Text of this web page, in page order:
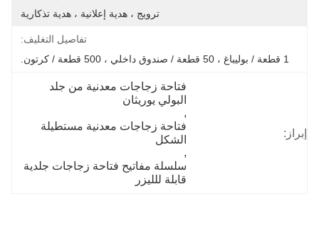
ترويج ، هدية إعلانية ، هدية تذكارية
تفاصيل التغليف:
إبراز:
فتاحة زجاجات معدنية من جلد
البولي يوريثان
,
فتاحة زجاجات معدنية مستطيلة
الشكل
,
سلسلة مفاتيح فتاحة زجاجات جلدية
قابلة للليزر